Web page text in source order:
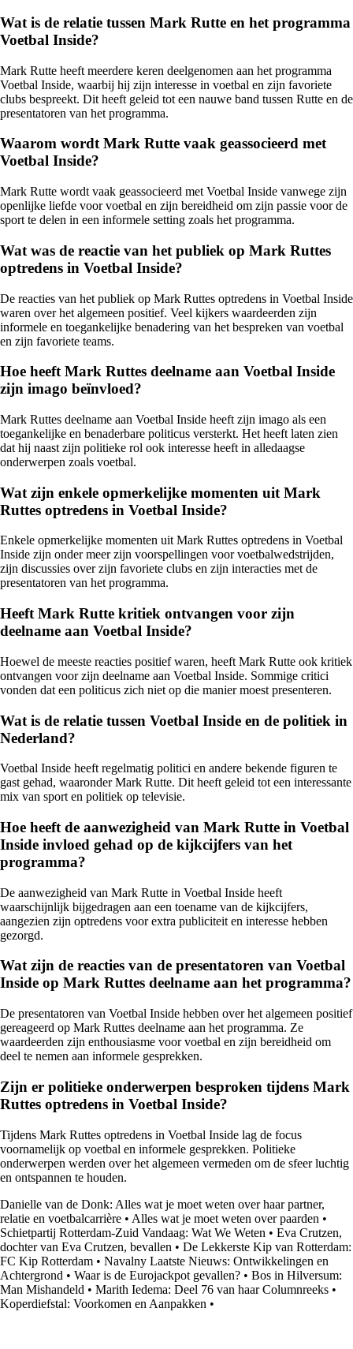
Wat is de relatie tussen Mark Rutte en het programma
Voetbal Inside?
Mark Rutte heeft meerdere keren deelgenomen aan het programma
Voetbal Inside, waarbij hij zijn interesse in voetbal en zijn favoriete
clubs bespreekt. Dit heeft geleid tot een nauwe band tussen Rutte en de
presentatoren van het programma.
Waarom wordt Mark Rutte vaak geassocieerd met
Voetbal Inside?
Mark Rutte wordt vaak geassocieerd met Voetbal Inside vanwege zijn
openlijke liefde voor voetbal en zijn bereidheid om zijn passie voor de
sport te delen in een informele setting zoals het programma.
Wat was de reactie van het publiek op Mark Ruttes
optredens in Voetbal Inside?
De reacties van het publiek op Mark Ruttes optredens in Voetbal Inside
waren over het algemeen positief. Veel kijkers waardeerden zijn
informele en toegankelijke benadering van het bespreken van voetbal
en zijn favoriete teams.
Hoe heeft Mark Ruttes deelname aan Voetbal Inside
zijn imago beïnvloed?
Mark Ruttes deelname aan Voetbal Inside heeft zijn imago als een
toegankelijke en benaderbare politicus versterkt. Het heeft laten zien
dat hij naast zijn politieke rol ook interesse heeft in alledaagse
onderwerpen zoals voetbal.
Wat zijn enkele opmerkelijke momenten uit Mark
Ruttes optredens in Voetbal Inside?
Enkele opmerkelijke momenten uit Mark Ruttes optredens in Voetbal
Inside zijn onder meer zijn voorspellingen voor voetbalwedstrijden,
zijn discussies over zijn favoriete clubs en zijn interacties met de
presentatoren van het programma.
Heeft Mark Rutte kritiek ontvangen voor zijn
deelname aan Voetbal Inside?
Hoewel de meeste reacties positief waren, heeft Mark Rutte ook kritiek
ontvangen voor zijn deelname aan Voetbal Inside. Sommige critici
vonden dat een politicus zich niet op die manier moest presenteren.
Wat is de relatie tussen Voetbal Inside en de politiek in
Nederland?
Voetbal Inside heeft regelmatig politici en andere bekende figuren te
gast gehad, waaronder Mark Rutte. Dit heeft geleid tot een interessante
mix van sport en politiek op televisie.
Hoe heeft de aanwezigheid van Mark Rutte in Voetbal
Inside invloed gehad op de kijkcijfers van het
programma?
De aanwezigheid van Mark Rutte in Voetbal Inside heeft
waarschijnlijk bijgedragen aan een toename van de kijkcijfers,
aangezien zijn optredens voor extra publiciteit en interesse hebben
gezorgd.
Wat zijn de reacties van de presentatoren van Voetbal
Inside op Mark Ruttes deelname aan het programma?
De presentatoren van Voetbal Inside hebben over het algemeen positief
gereageerd op Mark Ruttes deelname aan het programma. Ze
waardeerden zijn enthousiasme voor voetbal en zijn bereidheid om
deel te nemen aan informele gesprekken.
Zijn er politieke onderwerpen besproken tijdens Mark
Ruttes optredens in Voetbal Inside?
Tijdens Mark Ruttes optredens in Voetbal Inside lag de focus
voornamelijk op voetbal en informele gesprekken. Politieke
onderwerpen werden over het algemeen vermeden om de sfeer luchtig
en ontspannen te houden.
Danielle van de Donk: Alles wat je moet weten over haar partner,
relatie en voetbalcarrière • Alles wat je moet weten over paarden •
Schietpartij Rotterdam-Zuid Vandaag: Wat We Weten • Eva Crutzen,
dochter van Eva Crutzen, bevallen • De Lekkerste Kip van Rotterdam:
FC Kip Rotterdam • Navalny Laatste Nieuws: Ontwikkelingen en
Achtergrond • Waar is de Eurojackpot gevallen? • Bos in Hilversum:
Man Mishandeld • Marith Iedema: Deel 76 van haar Columnreeks •
Koperdiefstal: Voorkomen en Aanpakken •